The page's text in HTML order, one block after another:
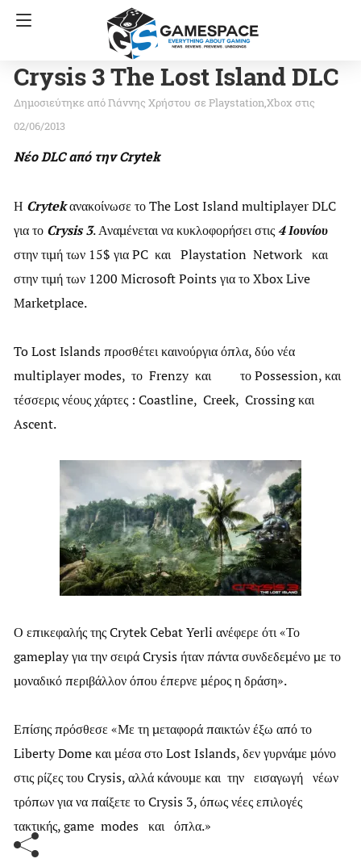
Crysis 3 The Lost Island DLC
Γιάννης Χρήστου σε PlaystationXbox στις
02/06/2013
Νέο DLC από την Crytek
Η Crytekανακοίνωσε το The Lost Island multiplayer DLC
για το Crysis 3. Αναμένεται να κυκλοφορήσει στις4 Ιουνίου
στην τιμή των 15$ για PC και Playstation Network και
στην τιμή των 1200 Microsoft Points για το Xbox Live
Marketplace.
To Lost Ιslands προσθέτει καινούργια όπλα, δύο νέα
multiplayer modes, το Frenzy και το Possession, και
τέσσερις νέους χάρτες : Coastline, Creek, Crossing και
Ascent.
Ο επικεφαλής της Crytek Cebat Yerli ανέφερε ότι «Το
gameplay για την σειρά Crysis ήταν πάντα συνδεδεμένο με το
μοναδικό περιβάλλον όπου έπερνε μέρος η δράση».
Επίσης πρόσθεσε «Με τη μεταφορά παικτών έξω από το
Liberty Dome και μέσα στο Lost Islands, δεν γυρνάμε μόνο
στις ρίζες του Crysis, αλλά κάνουμε και την εισαγωγή νέων
τρόπων για να παίξετε το Crysis 3, όπως νέες επιλογές
τακτικής, game modes και όπλα.»